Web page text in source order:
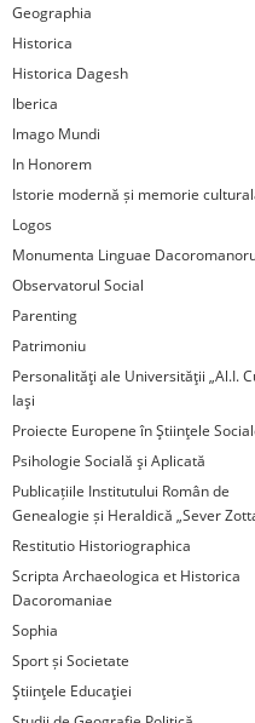
Geographia
Historica
Historica Dagesh
Iberica
Imago Mundi
In Honorem
Istorie modernă și memorie
Logos
Monumenta Linguae
Observatorul Social
Parenting
Patrimoniu
Personalităţi ale Universităţii „Al.I.
Iaşi
Proiecte Europene în Ştiinţele
Psihologie Socială şi Aplicată
Publicațiile Institutului Român de
Genealogie și Heraldică „Sever
Restitutio Historiographica
Scripta Archaeologica et Historica
Dacoromaniae
Sophia
Sport și Societate
Ştiinţele Educaţiei